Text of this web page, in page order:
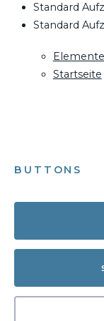
Standard
Standard
Startseite
BUTTONS